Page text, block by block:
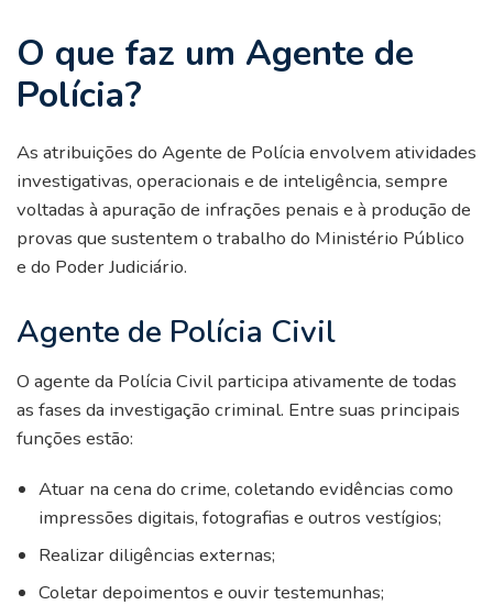
O que faz um Agente de
Polícia?
As atribuições do Agente de Polícia envolvem atividades
investigativas, operacionais e de inteligência, sempre
voltadas à apuração de infrações penais e à produção de
provas que sustentem o trabalho do Ministério Público
e do Poder Judiciário.
Agente de Polícia Civil
O agente da Polícia Civil participa ativamente de todas
as fases da investigação criminal. Entre suas principais
funções estão:
Atuar na cena do crime, coletando evidências como
impressões digitais, fotografias e outros vestígios;
Realizar diligências externas;
Coletar depoimentos e ouvir testemunhas;